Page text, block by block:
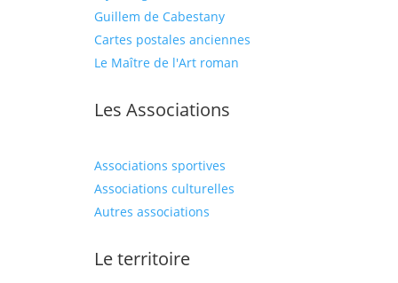
Guillem de Cabestany
Cartes postales anciennes
Le Maître de l'Art roman
Les Associations
Associations sportives
Associations culturelles
Autres associations
Le territoire